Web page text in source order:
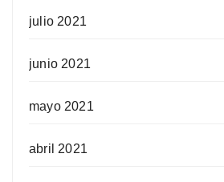
julio 2021
junio 2021
mayo 2021
abril 2021